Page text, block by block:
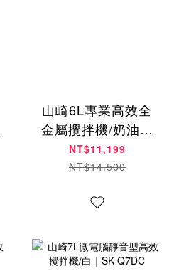
山崎6L專業高效全
金屬攪拌機/奶油白
｜SK-Q6
NT$11,199
NT$14,500